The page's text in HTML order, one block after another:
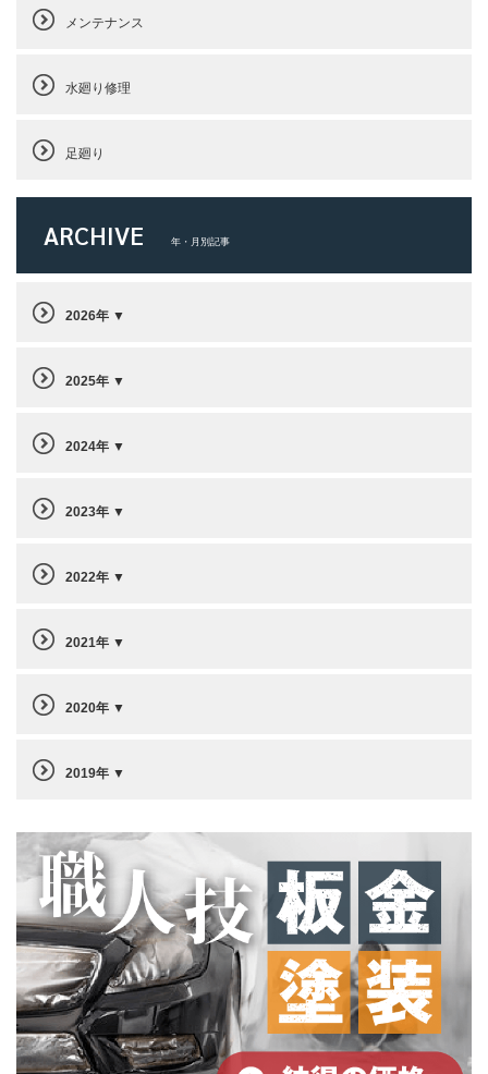
メンテナンス
水廻り修理
足廻り
ARCHIVE 年・月別記事
2026年
2025年
2024年
2023年
2022年
2021年
2020年
2019年